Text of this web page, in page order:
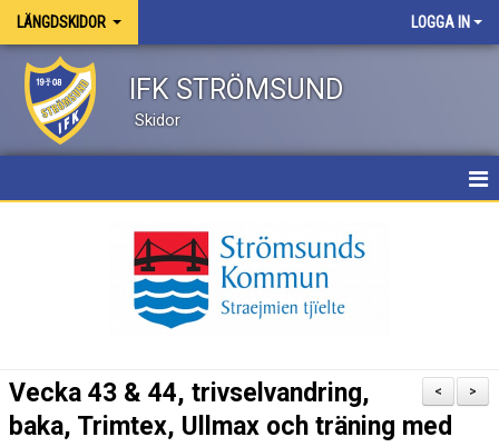
LÄNGDSKIDOR LOGGA IN
IFK STRÖMSUND
Skidor
BILDGALLERI
>
<
Vecka 43 & 44, trivselvandring,
baka, Trimtex, Ullmax och träning med